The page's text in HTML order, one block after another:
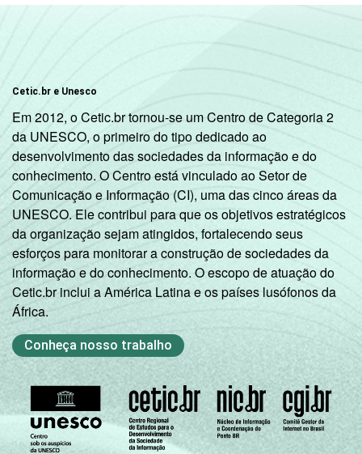
Cetic.br e Unesco
Em 2012, o Cetic.br tornou-se um Centro de Categoria 2
da UNESCO, o primeiro do tipo dedicado ao
desenvolvimento das sociedades da informação e do
conhecimento. O Centro está vinculado ao Setor de
Comunicação e Informação (CI), uma das cinco áreas da
UNESCO. Ele contribui para que os objetivos estratégicos
da organização sejam atingidos, fortalecendo seus
esforços para monitorar a construção de sociedades da
informação e do conhecimento. O escopo de atuação do
Cetic.br inclui a América Latina e os países lusófonos da
África.
Conheça nosso trabalho